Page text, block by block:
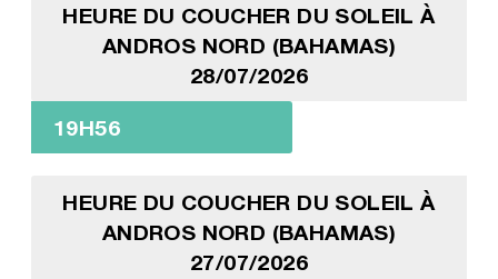
HEURE DU COUCHER DU SOLEIL À
ANDROS NORD (BAHAMAS)
28/07/2026
19H56
HEURE DU COUCHER DU SOLEIL À
ANDROS NORD (BAHAMAS)
27/07/2026